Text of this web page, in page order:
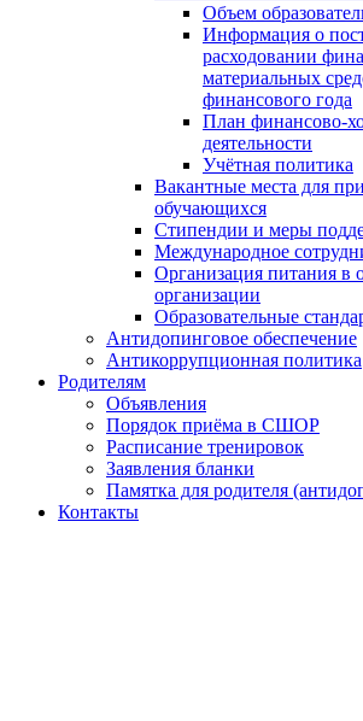
Объем
Информация о
расходовании
материальных
финансового года
План финансово-
деятельности
Учётная политика
Вакантные места для
обучающихся
Стипендии и меры
Международное
Организация питания в
организации
Образовательные
Антидопинговое обеспечение
Антикоррупционная политика
Родителям
Объявления
Порядок приёма в СШОР
Расписание тренировок
Заявления бланки
Памятка для родителя
Контакты